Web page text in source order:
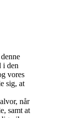
i den
vores
sig, at
når
samt at